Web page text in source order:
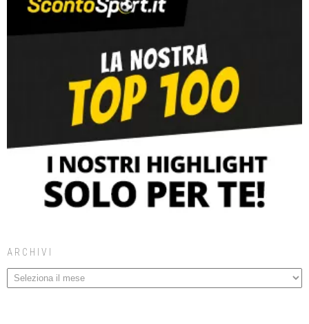
ARCHIVI